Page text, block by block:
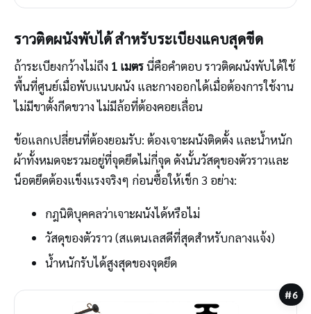
ราวติดผนังพับได้ สำหรับระเบียงแคบสุดขีด
ถ้าระเบียงกว้างไม่ถึง 1 เมตรนี่คือคำตอบ ราวติดผนังพับได้ใช้
พื้นที่ศูนย์เมื่อพับแนบผนัง และกางออกได้เมื่อต้องการใช้งาน
ไม่มีขาตั้งกีดขวาง ไม่มีล้อที่ต้องคอยเลื่อน
ข้อแลกเปลี่ยนที่ต้องยอมรับ: ต้องเจาะผนังติดตั้ง และน้ำหนัก
ผ้าทั้งหมดจะรวมอยู่ที่จุดยึดไม่กี่จุด ดังนั้นวัสดุของตัวราวและ
น็อตยึดต้องแข็งแรงจริงๆ ก่อนซื้อให้เช็ก 3 อย่าง:
กฎนิติบุคคลว่าเจาะผนังได้หรือไม่
วัสดุของตัวราว (สแตนเลสดีที่สุดสำหรับกลางแจ้ง)
น้ำหนักรับได้สูงสุดของจุดยึด
#6